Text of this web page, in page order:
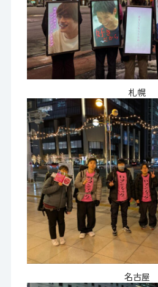
札幌
名古屋